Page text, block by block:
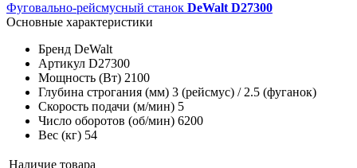
Фуговально-рейсмусный станок DeWalt D27300
Основные характеристики
Бренд DeWalt
Артикул D27300
Мощность (Вт) 2100
Глубина строгания (мм) 3 (рейсмус) / 2.5 (фуганок)
Скорость подачи (м/мин) 5
Число оборотов (об/мин) 6200
Вес (кг) 54
Наличие товара